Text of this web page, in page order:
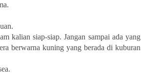
kalian siap-siap. Jangan sampai ada yang
berwarna kuning yang berada di kuburan